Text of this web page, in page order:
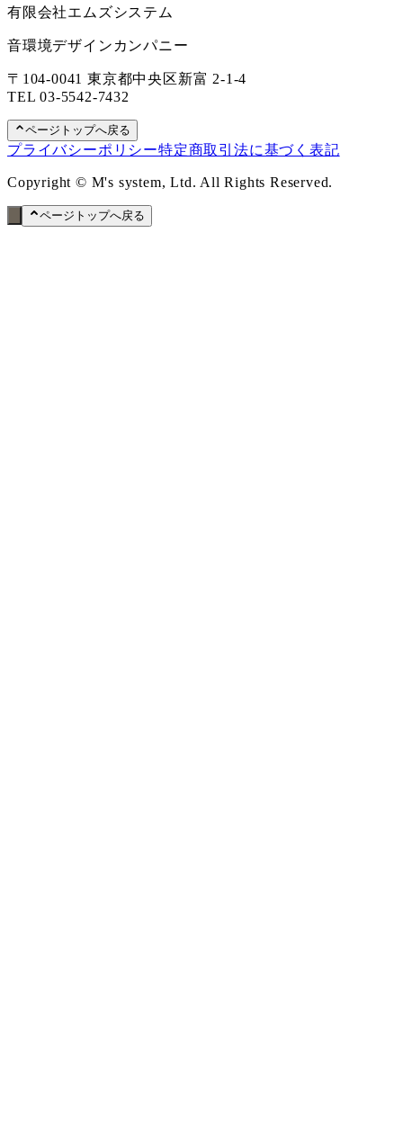
有限会社エムズシステム
音環境デザインカンパニー
〒104-0041 東京都中央区新富 2-1-4
TEL03-5542-7432
ページトップへ戻る
プライバシーポリシー特定商取引法に基づく表記
Copyright © M's system, Ltd. All Rights Reserved.
ページトップへ戻る